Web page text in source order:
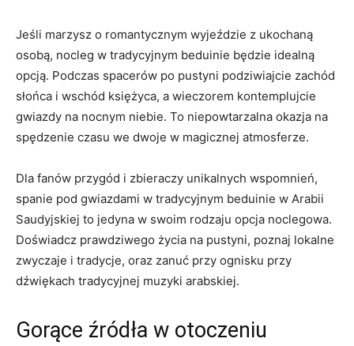
Jeśli marzysz o ⁢romantycznym wyjeździe z ukochaną
⁤osobą, nocleg w tradycyjnym beduinie będzie idealną
opcją. Podczas spacerów po pustyni ⁢podziwiajcie zachód
słońca i wschód księżyca, a wieczorem ⁤kontemplujcie
⁤gwiazdy ‍na nocnym ​niebie. To niepowtarzalna okazja na
spędzenie czasu ‍we dwoje w magicznej atmosferze.
Dla fanów ⁢przygód i ​zbieraczy unikalnych wspomnień,
‍spanie pod gwiazdami w tradycyjnym beduinie w Arabii
Saudyjskiej to jedyna w ‌swoim ​rodzaju opcja noclegowa.
Doświadcz ⁣prawdziwego życia​ na ⁢pustyni, poznaj lokalne
zwyczaje i tradycje, oraz​ zanuć przy ognisku przy
dźwiękach tradycyjnej muzyki arabskiej.
Gorące źródła w otoczeniu